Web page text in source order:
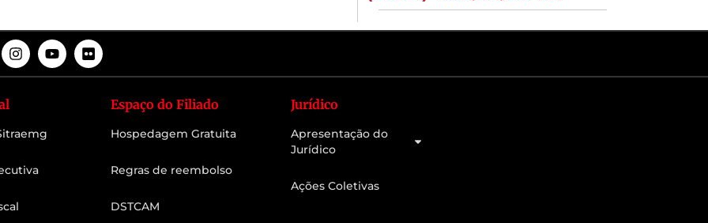
Espaço do Filiado
Hospedagem Gratuita
Regras de reembolso
DSTCAM
Jurídico
Apresentação do
Jurídico
Ações Coletivas